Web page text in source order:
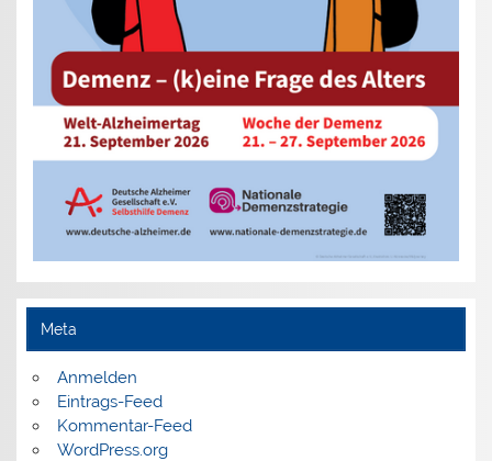
Meta
Anmelden
Eintrags-Feed
Kommentar-Feed
WordPress.org